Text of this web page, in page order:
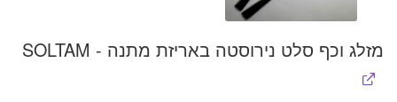
מזלג וכף סלט נירוסטה באריזת מתנה - SOLTAM